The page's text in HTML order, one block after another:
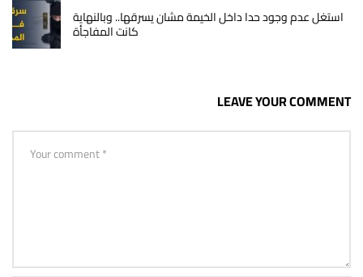
استغل عدم وجود حدا داخل الخيمة مشان يسرقها.. وبالنهاية
كانت المفاجأة
LEAVE YOUR COMMENT